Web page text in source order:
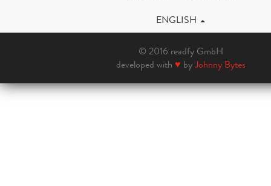
ENGLISH
© 2016 readfy GmbH
developed with ♥ byJohnny Bytes